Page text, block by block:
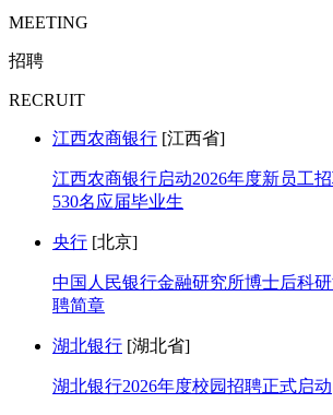
MEETING
招聘
RECRUIT
江西农商银行 [江西省]
江西农商银行启动2026年度新员工
530名应届毕业生
央行 [北京]
中国人民银行金融研究所博士后科
聘简章
湖北银行 [湖北省]
湖北银行2026年度校园招聘正式启动